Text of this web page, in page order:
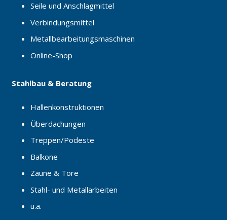
Seile und Anschlagmittel
Verbindungsmittel
Metallbearbeitungsmaschinen
Online-Shop
Stahlbau & Beratung
Hallenkonstruktionen
Überdachungen
Treppen/Podeste
Balkone
Zäune & Tore
Stahl- und Metallarbeiten
u.a.